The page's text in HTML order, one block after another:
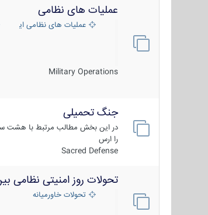
عملیات های نظامی
عملیات های نظامی ایران
Military Operations
جنگ تحمیلی
در این بخش مطالب مرتبط با هشت
را ارس
Sacred Defense
تحولات روز امنیتی نظامی
تحولات خاورمیانه